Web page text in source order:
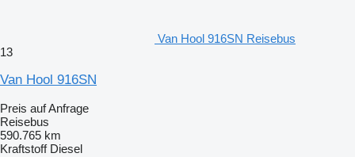
Van Hool 916SN Reisebus
13
Van Hool 916SN
Preis auf Anfrage
Reisebus
590.765 km
Kraftstoff Diesel